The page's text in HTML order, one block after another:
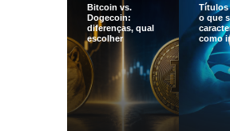
Bitcoin vs.
Dogecoin:
diferenças, qual
escolher
o que
como